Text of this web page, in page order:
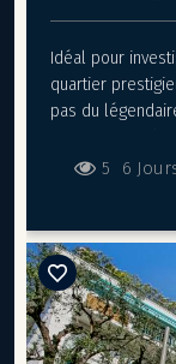
procédure en
Idéal pour
quartier
pas du
entièrement
compose d’une
praticité au
cuisine ouverte,
moderne. Un
parfaire
5 6